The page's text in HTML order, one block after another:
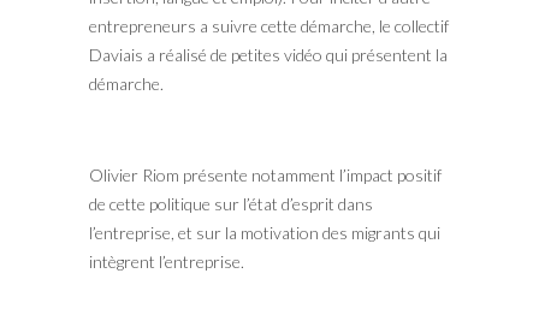
entrepreneurs a suivre cette démarche, le collectif
Daviais a réalisé de petites vidéo qui présentent la
démarche.
Olivier Riom présente notamment l’impact positif
de cette politique sur l’état d’esprit dans
l’entreprise, et sur la motivation des migrants qui
intègrent l’entreprise.